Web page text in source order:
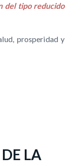
del tipo reducido
prosperidad y
LA